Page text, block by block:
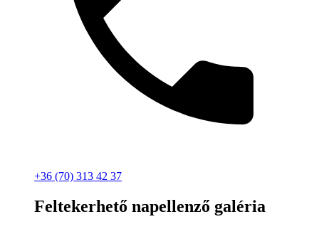
+36 (70) 313 42 37
Feltekerhető napellenző galéria